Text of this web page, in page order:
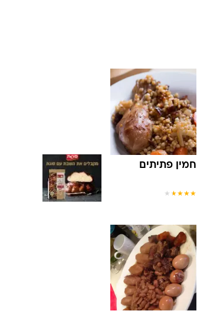
חמין פתיתים
★
★
★
★
★